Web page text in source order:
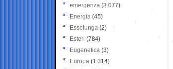
emergenza (3.077)
Energia (45)
Esselunga (2)
Esteri (784)
Eugenetica (3)
Europa (1.314)